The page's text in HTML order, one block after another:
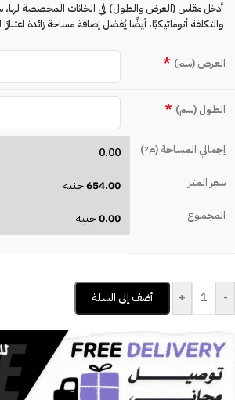
أدخل مقاس (العرض والطول) في الخانات المخصصة
والتكلفة أتوماتيكيًا، أيضًا يُفضل إضافة مساحة زائدة
العـرض (سم) *
الطـول (سم) *
إجمالي المساحة (م2
)
0.00
سعر المتـر 654.00جنيه
المجمـوع 0.00جنيه
-
+ أضف إلى السلة